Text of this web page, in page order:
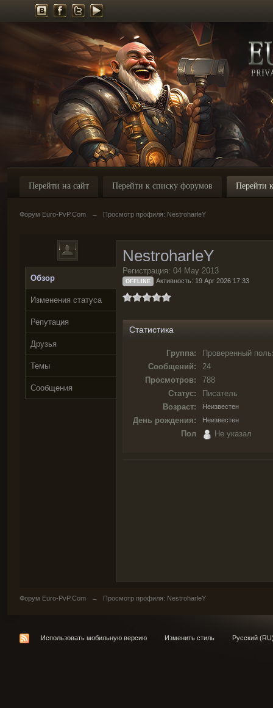
Перейти на сайт Перейти к списку форумов Перейти
Форум Euro-PvP.Com → Просмотр профиля: NestroharleY
Обзор
Изменения статуса
Репутация
Друзья
Темы
Сообщения
NestroharleY
Регистрация: 04 May 2013
OFFLINE Активность: 19 Apr 2026 17:33
Статистика
Группа:
Проверенный
Сообщений:
24
Просмотров:
788
Статус:
Писатель
Возраст:
Неизвестен
День рождения: Неизвестен
Пол Не указал
Форум Euro-PvP.Com → Просмотр профиля: NestroharleY
Использовать мобильную версию Изменить стиль Русский